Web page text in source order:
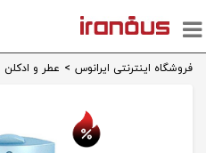
فروشگاه اینترنتی ایرانوس > عطر و ادکلن